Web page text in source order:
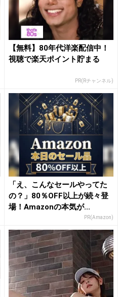
【無料】80年代洋楽配信中！
視聴で楽天ポイント貯まる
PR(Rチャンネル)
「え、こんなセールやってた
の？」80％OFF以上が続々登
場！Amazonの本気が...
PR(Amazon)